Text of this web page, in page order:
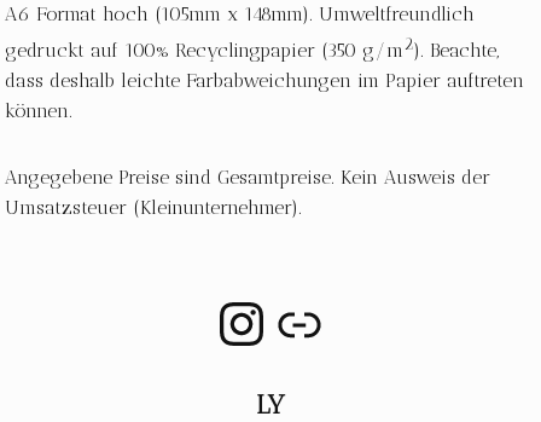
A6 Format hoch (105mm x 148mm). Umweltfreundlich
gedruckt auf 100% Recyclingpapier (350 g/m2). Beachte,
dass deshalb leichte Farbabweichungen im Papier auftreten
können.
Angegebene Preise sind Gesamtpreise. Kein Ausweis der
Umsatzsteuer (Kleinunternehmer).
LY